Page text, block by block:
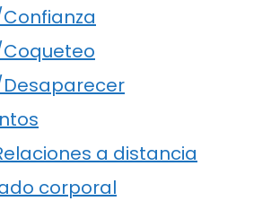
a distancia
corporal